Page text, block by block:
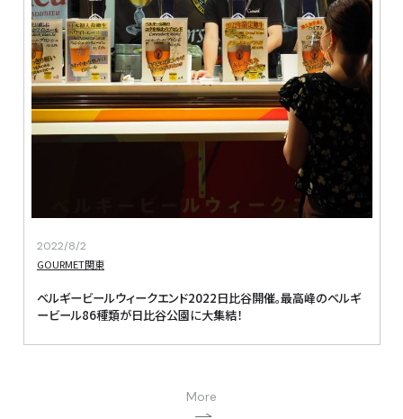
2022/8/2
GOURMET関東
ベルギービールウィークエンド2022日比谷開催。最高峰のベルギ
ービール86種類が日比谷公園に大集結！
More